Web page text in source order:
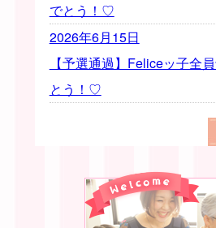
でとう！♡
2026年6月15日
【予選通過】Feliceッ子全
とう！♡